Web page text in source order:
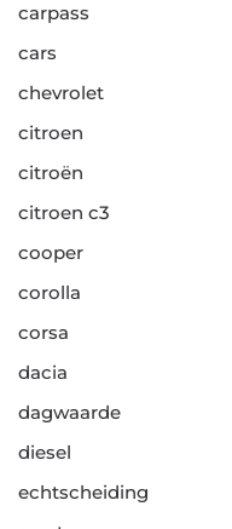
carpass
cars
chevrolet
citroen
citroën
citroen c3
cooper
corolla
corsa
dacia
dagwaarde
diesel
echtscheiding